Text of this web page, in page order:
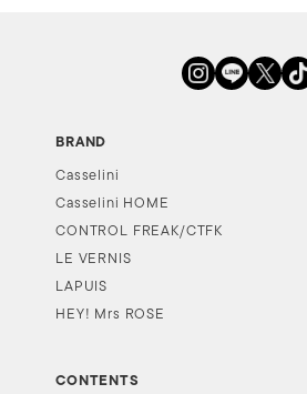
BRAND
Casselini
Casselini HOME
CONTROL FREAK/CTFK
LE VERNIS
LAPUIS
HEY! Mrs ROSE
CONTENTS